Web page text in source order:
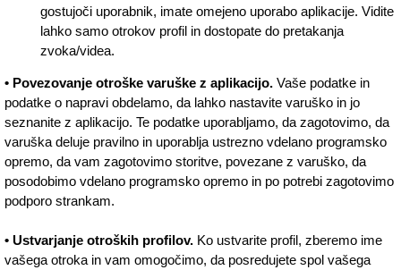
gostujoči uporabnik, imate omejeno uporabo aplikacije. Vidite
lahko samo otrokov profil in dostopate do pretakanja
zvoka/videa.
• Povezovanje otroške varuške z aplikacijo. Vaše podatke in
podatke o napravi obdelamo, da lahko nastavite varuško in jo
seznanite z aplikacijo. Te podatke uporabljamo, da zagotovimo, da
varuška deluje pravilno in uporablja ustrezno vdelano programsko
opremo, da vam zagotovimo storitve, povezane z varuško, da
posodobimo vdelano programsko opremo in po potrebi zagotovimo
podporo strankam.
• Ustvarjanje otroških profilov. Ko ustvarite profil, zberemo ime
vašega otroka in vam omogočimo, da posredujete spol vašega